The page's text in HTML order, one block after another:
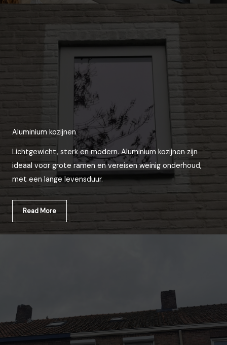
Aluminium kozijnen
Lichtgewicht, sterk en modern. Aluminium kozijnen zijn
ideaal voor grote ramen en vereisen weinig onderhoud,
met een lange levensduur.
Read More